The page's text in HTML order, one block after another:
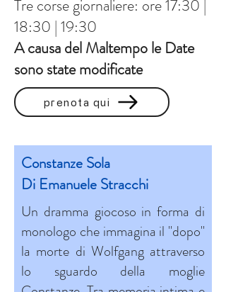
l'universo di Wolfgang Amadeus
Mozart attraverso lo sguardo di
chi gli fu vicino o immaginando il
suo genio proiettato nella nostra
modernità.
"Il movimento dell’acqua e del
suono invita a ripensare lo spazio,
il tempo e la relazione sensibile
tra chi ascolta e ciò che vibra
attorno."
Tre corse giornaliere: ore 17:30 |
18:30 | 19:30
A causa del Maltempo le Date
sono state modificate
prenota qui
Constanze Sola
Di Emanuele Stracchi
Un dramma giocoso in forma di
monologo che immagina il "dopo"
la morte di Wolfgang attraverso
lo sguardo della moglie